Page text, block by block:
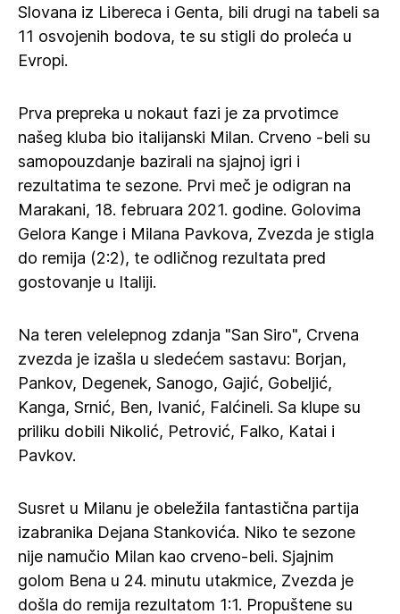
Slovana iz Libereca i Genta, bili drugi na tabeli sa
11 osvojenih bodova, te su stigli do proleća u
Evropi.
Prva prepreka u nokaut fazi je za prvotimce
našeg kluba bio italijanski Milan. Crveno -beli su
samopouzdanje bazirali na sjajnoj igri i
rezultatima te sezone. Prvi meč je odigran na
Marakani, 18. februara 2021. godine. Golovima
Gelora Kange i Milana Pavkova, Zvezda je stigla
do remija (2:2), te odličnog rezultata pred
gostovanje u Italiji.
Na teren velelepnog zdanja "San Siro", Crvena
zvezda je izašla u sledećem sastavu: Borjan,
Pankov, Degenek, Sanogo, Gajić, Gobeljić,
Kanga, Srnić, Ben, Ivanić, Falćineli. Sa klupe su
priliku dobili Nikolić, Petrović, Falko, Katai i
Pavkov.
Susret u Milanu je obeležila fantastična partija
izabranika Dejana Stankovića. Niko te sezone
nije namučio Milan kao crveno-beli. Sjajnim
golom Bena u 24. minutu utakmice, Zvezda je
došla do remija rezultatom 1:1. Propuštene su